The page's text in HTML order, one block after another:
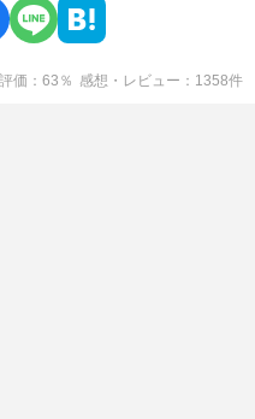
評価 63 ％ 感想・レビュー 1358件